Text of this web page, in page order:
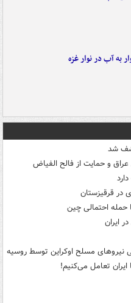
به آب در نوار غزه
شد
و حمایت از فالح الفیاض
در قرقیزستان
حمله احتمالی چین
ایران
نیروهای مسلح اوکراین توسط روسیه
تعامل می‌کنیم!